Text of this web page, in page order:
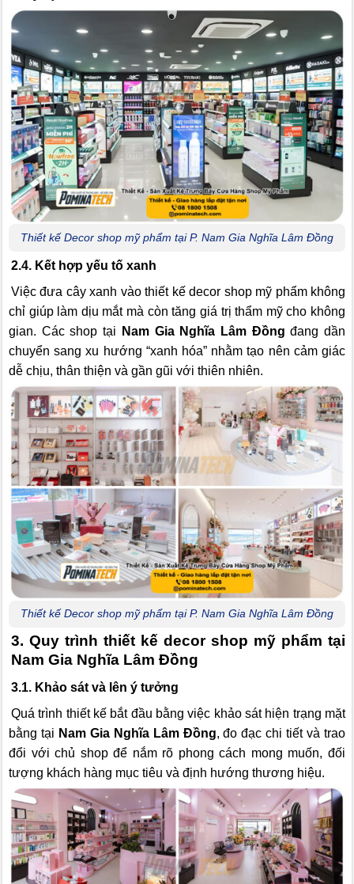
Thiết kế Decor shop mỹ phẩm tại P. Nam Gia Nghĩa Lâm Đồng
2.4. Kết hợp yếu tố xanh
Việc đưa cây xanh vào thiết kế decor shop mỹ phẩm không
chỉ giúp làm dịu mắt mà còn tăng giá trị thẩm mỹ cho không
gian. Các shop tại
Nam Gia Nghĩa Lâm Đồng đang dần
chuyển sang xu hướng “xanh hóa” nhằm tạo nên cảm giác
dễ chịu, thân thiện và gần gũi với thiên nhiên.
Thiết kế Decor shop mỹ phẩm tại P. Nam Gia Nghĩa Lâm Đồng
3. Quy trình thiết kế decor shop mỹ phẩm tại
Nam Gia Nghĩa Lâm Đồng
3.1. Khảo sát và lên ý tưởng
Quá trình thiết kế bắt đầu bằng việc khảo sát hiện trạng mặt
bằng tại Nam Gia Nghĩa Lâm Đồng, đo đạc chi tiết và trao
đổi với chủ shop để nắm rõ phong cách mong muốn, đối
tượng khách hàng mục tiêu và định hướng thương hiệu.